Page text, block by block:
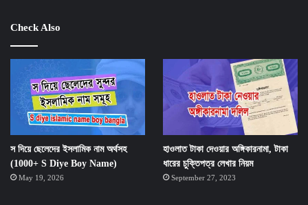
Check Also
স দিয়ে ছেলেদের ইসলামিক নাম অর্থসহ
(1000+ S Diye Boy Name)
May 19, 2026
হাওলাত টাকা দেওয়ার অঙ্গিকারনামা, টাকা
ধারের চুক্তিপত্র লেখার নিয়ম
September 27, 2023